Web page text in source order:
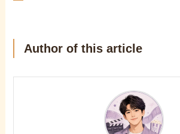
Author of this article